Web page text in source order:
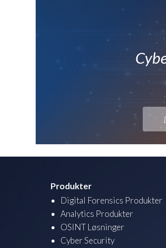
Produkter
Digital Forensics Produkter
Analytics Produkter
OSINT Løsninger
Cyber Security